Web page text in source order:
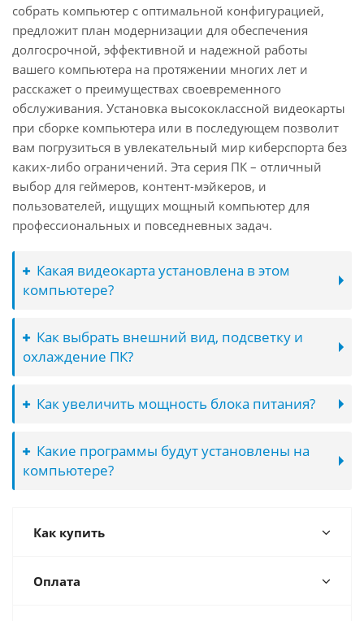
собрать компьютер с оптимальной конфигурацией,
предложит план модернизации для обеспечения
долгосрочной, эффективной и надежной работы
вашего компьютера на протяжении многих лет и
расскажет о преимуществах своевременного
обслуживания. Установка высококлассной видеокарты
при сборке компьютера или в последующем позволит
вам погрузиться в увлекательный мир киберспорта без
каких-либо ограничений. Эта серия ПК – отличный
выбор для геймеров, контент-мэйкеров, и
пользователей, ищущих мощный компьютер для
профессиональных и повседневных задач.
Какая видеокарта установлена в этом
компьютере?
Как выбрать внешний вид, подсветку и
охлаждение ПК?
Как увеличить мощность блока питания?
Какие программы будут установлены на
компьютере?
Как купить
Оплата